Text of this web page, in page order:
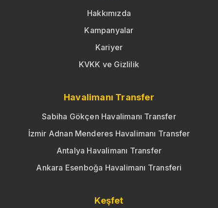
Hakkımızda
Kampanyalar
Kariyer
KVKK ve Gizlilik
Havalimanı Transfer
Sabiha Gökçen Havalimanı Transfer
İzmir Adnan Menderes Havalimanı Transfer
Antalya Havalimanı Transfer
Ankara Esenboğa Havalimanı Transferi
Keşfet